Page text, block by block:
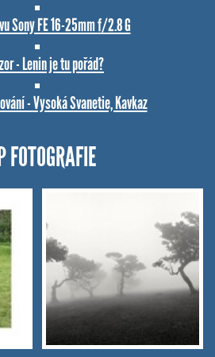
Sony FE 16-25mm f/2.8 G
- Lenin je tu pořád?
- Vysoká Svanetie, Kavkaz
FOTOGRAFIE